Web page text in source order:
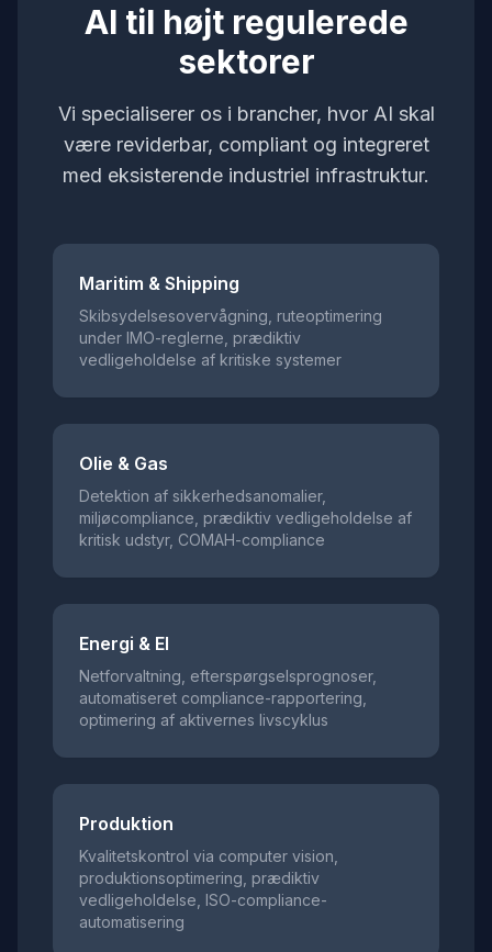
AI til højt regulerede
sektorer
Vi specialiserer os i brancher, hvor AI skal
være reviderbar, compliant og integreret
med eksisterende industriel infrastruktur.
Maritim & Shipping
Skibsydelsesovervågning, ruteoptimering
under IMO-reglerne, prædiktiv
vedligeholdelse af kritiske systemer
Olie & Gas
Detektion af sikkerhedsanomalier,
miljøcompliance, prædiktiv vedligeholdelse af
kritisk udstyr, COMAH-compliance
Energi & El
Netforvaltning, efterspørgselsprognoser,
automatiseret compliance-rapportering,
optimering af aktivernes livscyklus
Produktion
Kvalitetskontrol via computer vision,
produktionsoptimering, prædiktiv
vedligeholdelse, ISO-compliance-
automatisering